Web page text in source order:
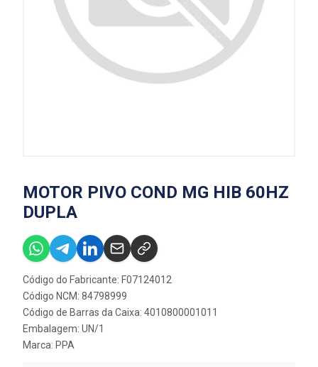
MOTOR PIVO COND MG HIB 60HZ
DUPLA
Código do Fabricante: F07124012
Código NCM: 84798999
Código de Barras da Caixa: 4010800001011
Embalagem: UN/1
Marca: PPA